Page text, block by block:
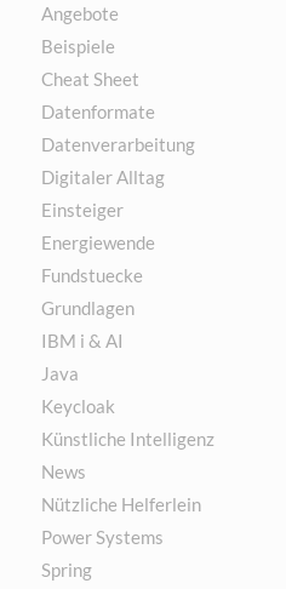
Angebote
Beispiele
Cheat Sheet
Datenformate
Datenverarbeitung
Digitaler Alltag
Einsteiger
Energiewende
Fundstuecke
Grundlagen
IBM i & AI
Java
Keycloak
Künstliche Intelligenz
News
Nützliche Helferlein
Power Systems
Spring